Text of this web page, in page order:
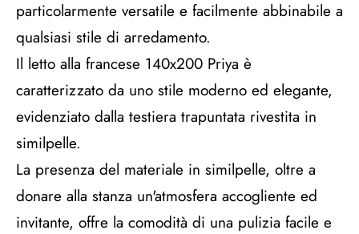
particolarmente versatile e facilmente abbinabile a
qualsiasi stile di arredamento.
Il letto alla francese 140x200 Priya è
caratterizzato da uno stile moderno ed elegante,
evidenziato dalla testiera trapuntata rivestita in
similpelle.
La presenza del materiale in similpelle, oltre a
donare alla stanza un'atmosfera accogliente ed
invitante, offre la comodità di una pulizia facile e